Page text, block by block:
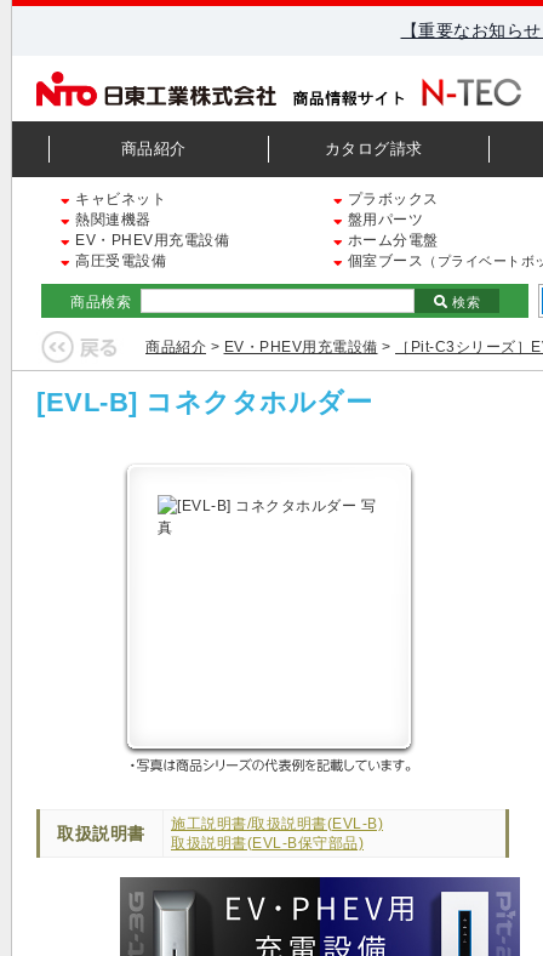
【重要なお知ら
商品紹介 カタログ請求
キャビネット
プラボックス
熱関連機器
盤用パーツ
EV・PHEV用充電設備
ホーム分電盤
高圧受電設備
個室ブース （プライベートボ
商品検索 検索
商品紹介 > EV・PHEV用充電設備 > ［Pit-C3シリーズ］
[EVL-B] コネクタホルダー
取扱説明書
施工説明書/取扱説明書(EVL-B)
取扱説明書(EVL-B保守部品)